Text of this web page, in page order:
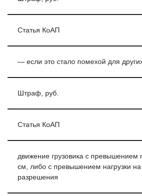
Статья КоАП
— если это стало помехой для
Штраф, руб.
Статья КоАП
движение грузовика с превышением
см, либо с превышением нагрузки
разрешения